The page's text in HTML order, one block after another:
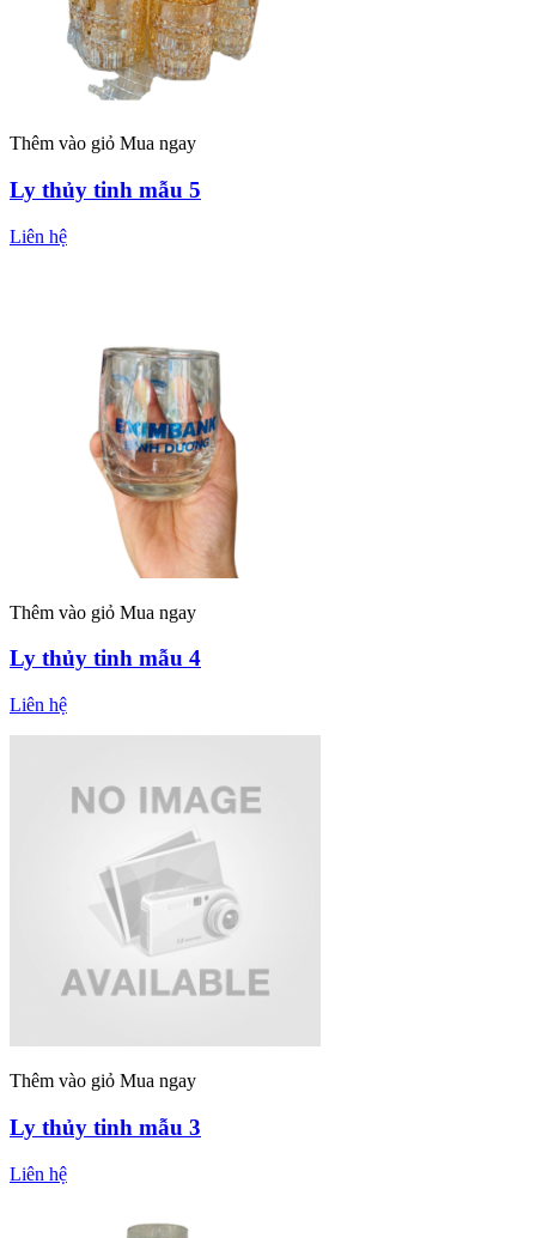
Thêm vào giỏ Mua ngay
Ly thủy tinh mẫu 5
Liên hệ
Thêm vào giỏ Mua ngay
Ly thủy tinh mẫu 4
Liên hệ
Thêm vào giỏ Mua ngay
Ly thủy tinh mẫu 3
Liên hệ